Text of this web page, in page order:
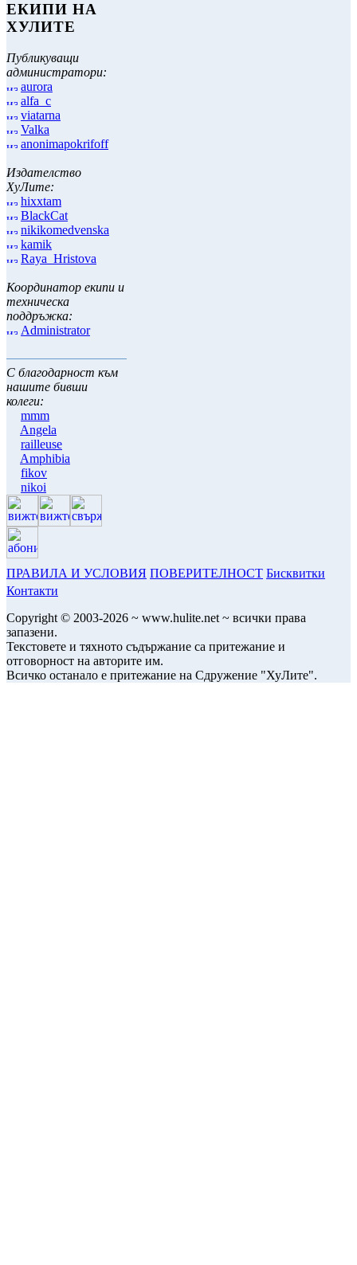
ЕКИПИ НА
ХУЛИТЕ
Публикуващи
администратори:
aurora
alfa_c
viatarna
Valka
anonimapokrifoff
Издателство
ХуЛите:
hixxtam
BlackCat
nikikomedvenska
kamik
Raya_Hristova
Координатор екипи и
техническа
поддръжка:
Administrator
С благодарност към
нашите бивши
колеги:
mmm
Angela
railleuse
Amphibia
fikov
nikoi
ПРАВИЛА И УСЛОВИЯ ПОВЕРИТЕЛНОСТ Бисквитки
Контакти
Copyright © 2003-2026 ~ www.hulite.net ~ всички права
запазени.
Текстовете и тяхното съдържание са притежание и
отговорност на авторите им.
Всичко останало е притежание на Сдружение "ХуЛите".